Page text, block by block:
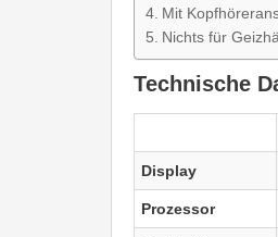
Mit
Nichts für
Technische
Display
Prozessor